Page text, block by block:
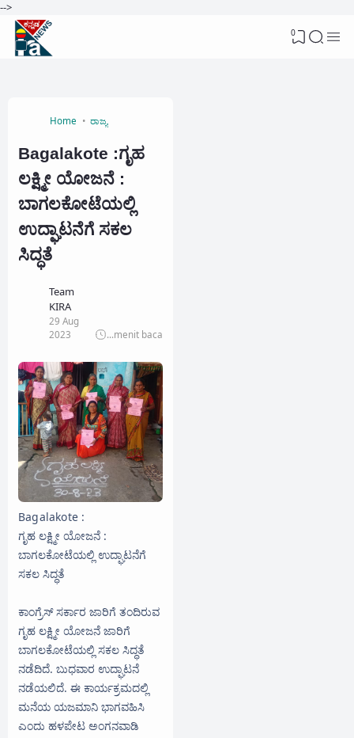
-->
0
Home ರಾಜ್ಯ
Bagalakote :ಗೃಹ
ಲಕ್ಷ್ಮೀ ಯೋಜನೆ :
ಬಾಗಲಕೋಟೆಯಲ್ಲಿ
ಉದ್ಘಾಟನೆಗೆ ಸಕಲ
ಸಿದ್ಧತೆ
Team
KIRA
29 Aug
2023
...menit baca
Bagalakote :
ಗೃಹ ಲಕ್ಷ್ಮೀ ಯೋಜನೆ :
ಬಾಗಲಕೋಟೆಯಲ್ಲಿ ಉದ್ಘಾಟನೆಗೆ
ಸಕಲ ಸಿದ್ಧತೆ
ಕಾಂಗ್ರೆಸ್ ಸರ್ಕಾರ ಜಾರಿಗೆ ತಂದಿರುವ
ಗೃಹ ಲಕ್ಷ್ಮೀ ಯೋಜನೆ ಜಾರಿಗೆ
ಬಾಗಲಕೋಟೆಯಲ್ಲಿ ಸಕಲ ಸಿದ್ಧತೆ
ನಡೆದಿದೆ. ಬುಧವಾರ ಉದ್ಘಾಟನೆ
ನಡೆಯಲಿದೆ. ಈ ಕಾರ್ಯಕ್ರಮದಲ್ಲಿ
ಮನೆಯ ಯಜಮಾನಿ ಭಾಗವಹಿಸಿ
ಎಂದು ಹಳಪೇಟ ಅಂಗನವಾಡಿ